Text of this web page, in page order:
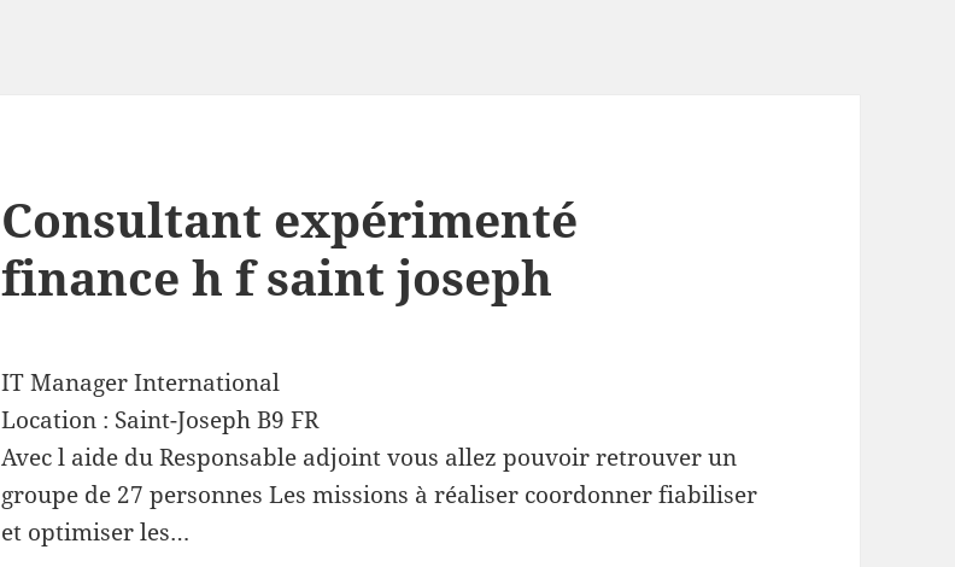
Consultant expérimenté
finance h f saint joseph
IT Manager International
Location : Saint-Joseph B9 FR
Avec l aide du Responsable adjoint vous allez pouvoir retrouver un
groupe de 27 personnes Les missions à réaliser coordonner fiabiliser
et optimiser les…